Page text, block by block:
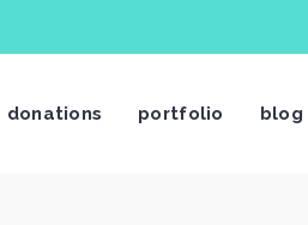
donations portfolio blog